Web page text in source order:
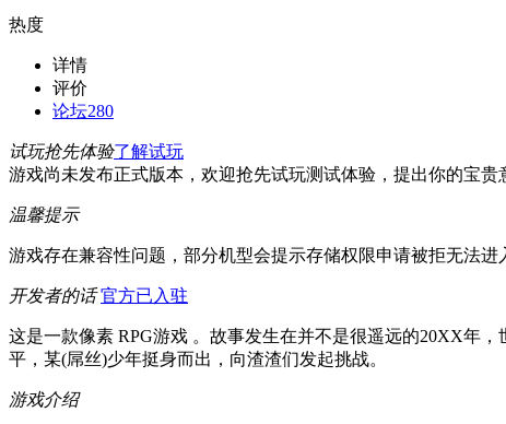
热度
详情
评价
论坛280
试玩抢先体验了解试玩
游戏尚未发布正式版本，欢迎抢先试玩测试体验，提出你的宝贵
温馨提示
游戏存在兼容性问题，部分机型会提示存储权限申请被拒无法进
开发者的话 官方已入驻
这是一款像素 RPG游戏 。故事发生在并不是很遥远的20XX年
平，某(屌丝)少年挺身而出，向渣渣们发起挑战。
游戏介绍